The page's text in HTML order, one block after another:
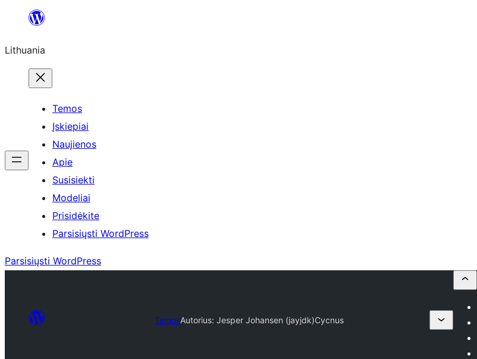
turinio
Lithuania
Temos
Įskiepiai
Naujienos
Apie
Susisiekti
Modeliai
Prisidėkite
Parsisiųsti WordPress
Parsisiųsti WordPress
TemosAutorius: Jesper Johansen (jayjdk)Cycnus